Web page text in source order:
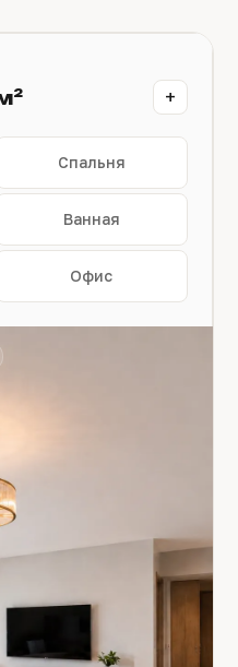
+
Спальня
Ванная
Офис